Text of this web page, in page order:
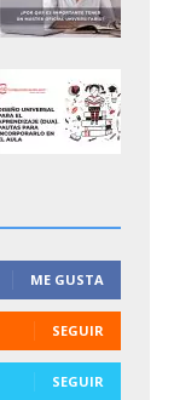
ME GUSTA
SEGUIR
SEGUIR